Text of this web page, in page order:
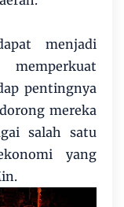
menjadi
pentingnya
mereka
salah satu
yang